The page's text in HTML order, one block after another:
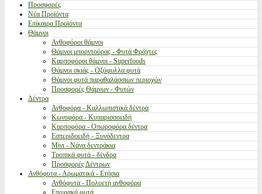
Προσφορές
Νέα Προϊόντα
Επίκαιρα Προϊόντα
Θάμνοι
Ανθοφόροι θάμνοι
Θάμνοι μπορντούρας - Φυτά Φράχτες
Καρποφόροι θάμνοι - Superfoods
Θάμνοι σκιάς - Οξύφυλλα φυτά
Θάμνοι φυτά παραθαλάσσιων περιοχών
Προσφορές Θάμνων - Φυτών
Δέντρα
Ανθοφόρα - Καλλωπιστικά δέντρα
Κωνοφόρα - Κυπαρισσοειδή
Καρποφόρα - Οπωροφόρα δέντρα
Εσπεριδοειδή - Ξυνόδεντρα
Μίνι - Νάνα δεντράκια
Τροπικά φυτά - δένδρα
Προσφορές Δέντρων
Ανθόφυτα - Αρωματικά - Ετήσια
Ανθόφυτα - Πολυετή ανθοφόρα
Εποχιακά φυτά